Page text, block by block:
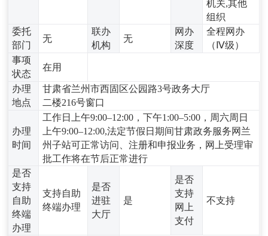
机关,其他
组织
委托
部门
无
联办
机构
无
网办
深度
全程网办
（Ⅳ级）
事项
状态
在用
办理
地点
甘肃省兰州市西固区公园路3号政务大厅
二楼216号窗口
办理
时间
工作日上午9:00–12:00，下午1:00–5:00，周六周日
上午9:00–12:00,法定节假日期间甘肃政务服务网兰
州子站可正常访问、注册和申报业务，网上受理审
批工作将在节后正常进行
是否
支持
自助
终端
办理
支持自助
终端办理
是否
进驻
大厅
是
是否
支持
网上
支付
不支持